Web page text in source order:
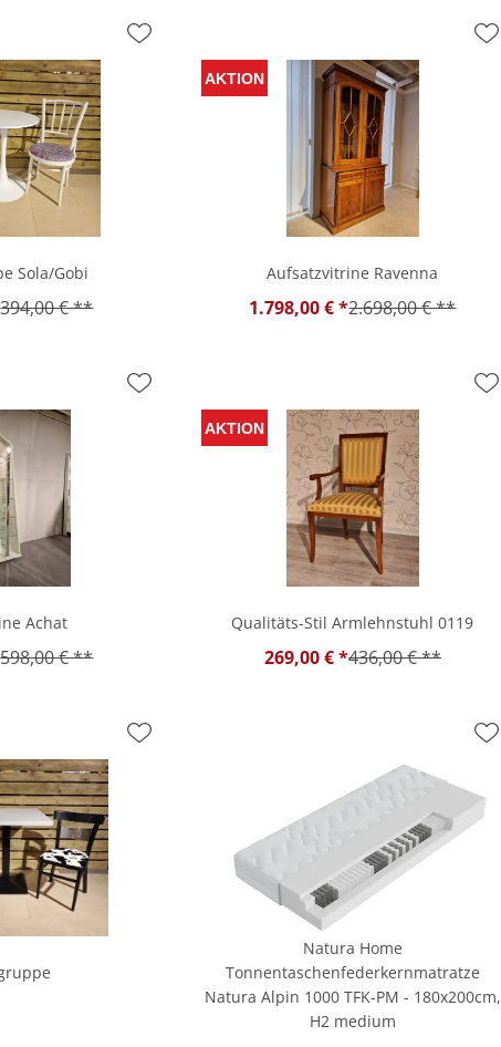
Sola/Gobi
394,00 € **
Aufsatzvitrine Ravenna
1.798,00 € *2.698,00 € **
Achat
598,00 € **
Qualitäts-Stil Armlehnstuhl 0119
269,00 € *436,00 € **
Natura Home
Tonnentaschenfederkernmatratze
Natura Alpin 1000 TFK-PM - 180x200cm,
H2 medium